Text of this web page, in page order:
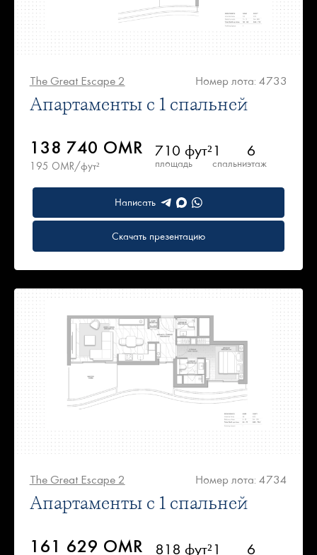
The Great Escape 2 Номер лота: 4733
Апартаменты с 1 спальней
138 740 OMR
195 OMR/фут²
710 фут²
площадь
1
спальни
6
этаж
Написать
Скачать презентацию
The Great Escape 2 Номер лота: 4734
Апартаменты с 1 спальней
161 629 OMR 818 фут²1 6